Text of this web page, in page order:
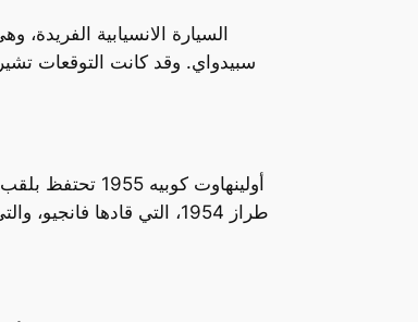
السيارة الانسيابية